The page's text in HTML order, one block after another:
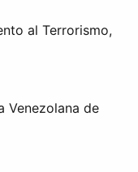
al Terrorismo,
Venezolana de